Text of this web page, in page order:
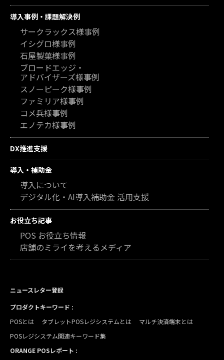
導入事例・課題解決例
サークラックス様事例
イシグロ様事例
石屋製菓様事例
ブロードエッジ・
アドバイザーズ様事例
スノーピーク様事例
ファミリア様事例
コメ兵様事例
エノテカ様事例
DX推進支援
導入・補助金
導入について
デジタル化・AI導入補助金 活用支援
お役立ち記事
POS お役立ち情報
店舗のミライを考えるメディア
ニュースレター登録
プロダクトキーワード :
POSとは
タブレットPOSレジシステムとは
マルチ決済端末とは
POSレジシステム関連キーワード集
ORANGE POSレポート :